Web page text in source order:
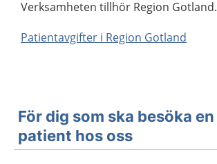
Verksamheten tillhör Region Gotland.
Patientavgifter i Region Gotland
För dig som ska besöka en
patient hos oss